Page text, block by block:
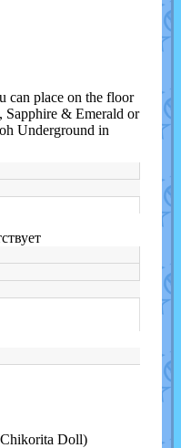
can place on the floor
Sapphire & Emerald or
Underground in
Doll)